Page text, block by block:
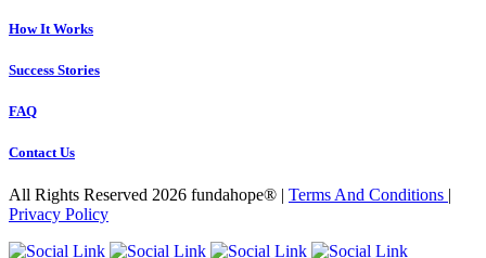
How It Works
Success Stories
FAQ
Contact Us
All Rights Reserved 2026 fundahope® | Terms And Conditions |
Privacy Policy